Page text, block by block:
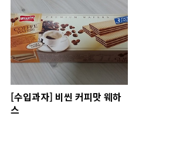
[수입과자] 비씬 커피맛 웨하
스